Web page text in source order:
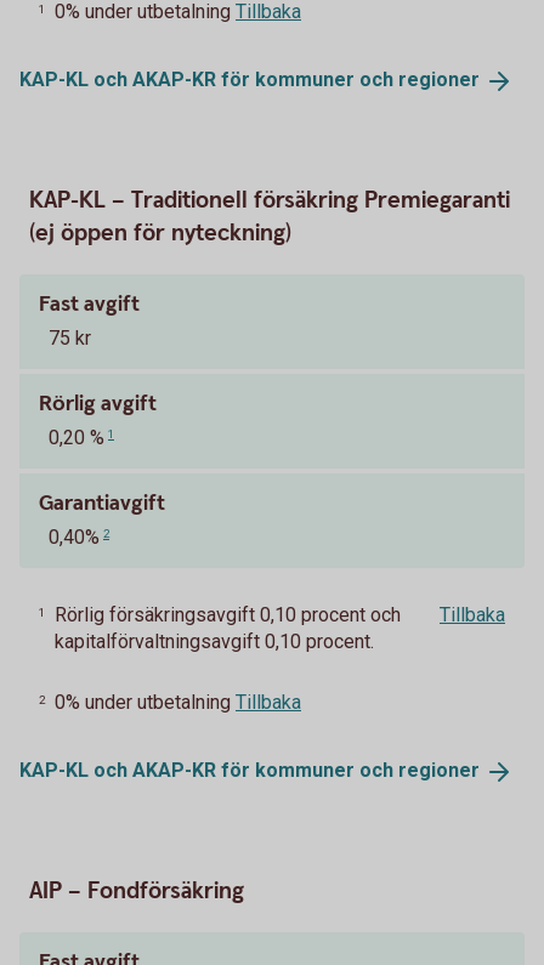
1 0% under utbetalning Tillbaka
KAP-KL och AKAP-KR för kommuner och regioner
KAP-KL – Traditionell försäkring Premiegaranti
(ej öppen för nyteckning)
Fast avgift
75 kr
Rörlig avgift
0,20 % 1
Garantiavgift
0,40% 2
1
Rörlig försäkringsavgift 0,10 procent och
kapitalförvaltningsavgift 0,10 procent.
Tillbaka
2 0% under utbetalning Tillbaka
KAP-KL och AKAP-KR för kommuner och regioner
AIP – Fondförsäkring